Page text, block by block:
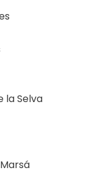
la Selva